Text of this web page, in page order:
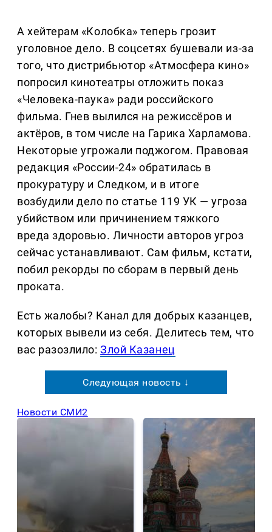
А хейтерам «Колобка» теперь грозит
уголовное дело. В соцсетях бушевали из-за
того, что дистрибьютор «Атмосфера кино»
попросил кинотеатры отложить показ
«Человека-паука» ради российского
фильма. Гнев вылился на режиссёров и
актёров, в том числе на Гарика Харламова.
Некоторые угрожали поджогом. Правовая
редакция «России-24» обратилась в
прокуратуру и Следком, и в итоге
возбудили дело по статье 119 УК — угроза
убийством или причинением тяжкого
вреда здоровью. Личности авторов угроз
сейчас устанавливают. Сам фильм, кстати,
побил рекорды по сборам в первый день
проката.
Есть жалобы? Канал для добрых казанцев,
которых вывели из себя. Делитеcь тем, что
вас разозлило:Злой Казанец
Следующая новость ↓
Новости СМИ2